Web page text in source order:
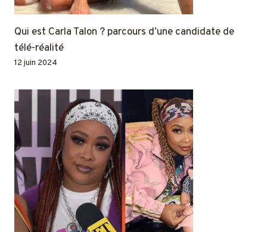
Qui est Carla Talon ? parcours d’une candidate de
télé-réalité
12 juin 2024